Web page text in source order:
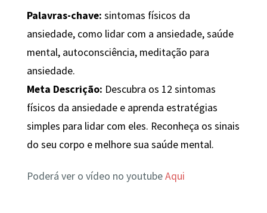
Palavras-chave: sintomas físicos da
ansiedade, como lidar com a ansiedade, saúde
mental, autoconsciência, meditação para
ansiedade.
Meta Descrição: Descubra os 12 sintomas
físicos da ansiedade e aprenda estratégias
simples para lidar com eles. Reconheça os sinais
do seu corpo e melhore sua saúde mental.
Poderá ver o vídeo no youtubeAqui